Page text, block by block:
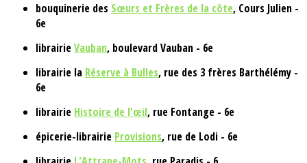
bouquinerie des Sœurs et Frères de la côte, Cours Julien -
6e
librairieVauban, boulevard Vauban - 6e
librairie la Réserve à Bulles, rue des 3 frères Barthélémy -
6e
librairie Histoire de l'œil, rue Fontange - 6e
épicerie-librairie Provisions, rue de Lodi - 6e